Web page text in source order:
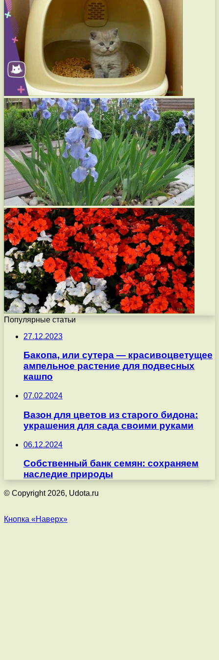
Популярные статьи
27.12.2023
Бакопа, или сутера — красивоцветущее
ампельное растение для подвесных
кашпо
07.02.2024
Вазон для цветов из старого бидона:
украшения для сада своими руками
06.12.2024
Собственный банк семян: сохраняем
наследие природы
© Copyright 2026, Udota.ru
Кнопка «Наверх»